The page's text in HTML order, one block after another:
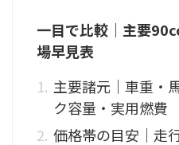
一目で比較｜主要
場早見表
主要諸元｜車重・
ク容量・実用燃費
価格帯の目安｜走